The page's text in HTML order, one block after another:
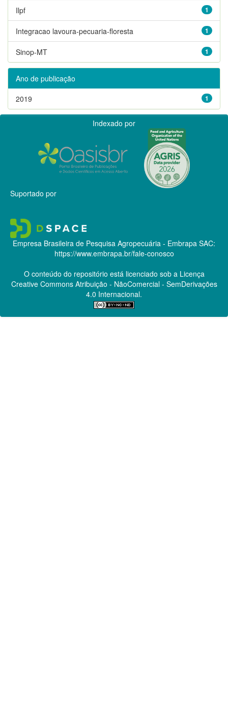
1
Ilpf
1
Integracao lavoura-pecuaria-floresta
1
Sinop-MT
Ano de publicação
1
2019
Indexado por
Suportado por
Empresa Brasileira de Pesquisa Agropecuária - Embrapa SAC:
https://www.embrapa.br/fale-conosco
O conteúdo do repositório está licenciado sob a Licença
Creative CommonsAtribuição - NãoComercial - SemDerivações
4.0 Internacional.